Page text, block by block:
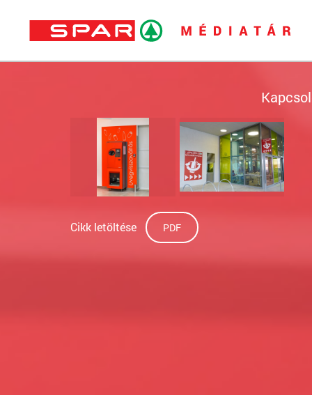
Cikk letöltése PDF